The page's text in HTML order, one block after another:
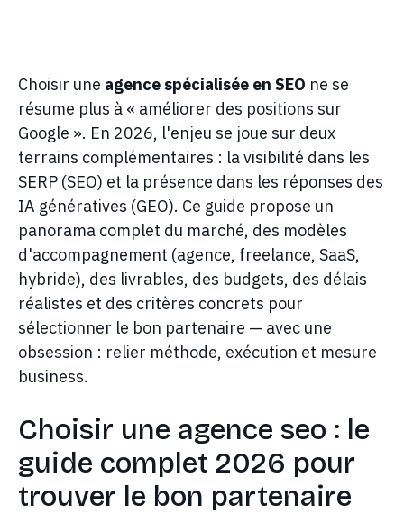
Choisir une agence spécialisée en SEO ne se
résume plus à « améliorer des positions sur
Google ». En 2026, l'enjeu se joue sur deux
terrains complémentaires : la visibilité dans les
SERP (SEO) et la présence dans les réponses des
IA génératives (GEO). Ce guide propose un
panorama complet du marché, des modèles
d'accompagnement (agence, freelance, SaaS,
hybride), des livrables, des budgets, des délais
réalistes et des critères concrets pour
sélectionner le bon partenaire — avec une
obsession : relier méthode, exécution et mesure
business.
Choisir une agence seo : le
guide complet 2026 pour
trouver le bon partenaire